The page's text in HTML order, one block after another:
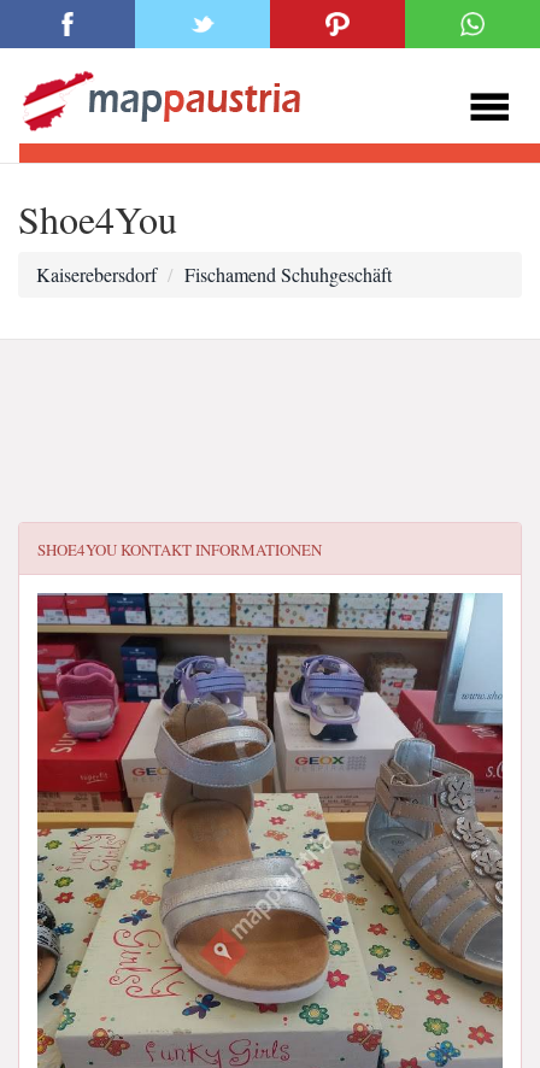
Shoe4You
Kaiserebersdorf Fischamend Schuhgeschäft
SHOE4YOUKONTAKT INFORMATIONEN